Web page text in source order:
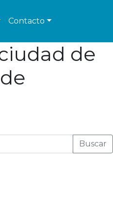
Contacto
de
Buscar